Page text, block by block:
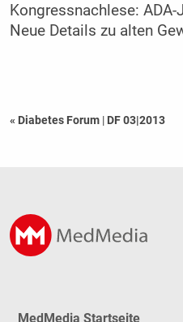
Kongressnachlese:
Neue Details zu alten
« Diabetes Forum | DF 03|2013
MedMedia Startseite